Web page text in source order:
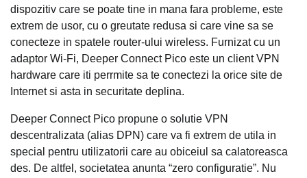
dispozitiv care se poate tine in mana fara probleme, este
extrem de usor, cu o greutate redusa si care vine sa se
conecteze in spatele router-ului wireless. Furnizat cu un
adaptor Wi-Fi, Deeper Connect Pico este un client VPN
hardware care iti perrmite sa te conectezi la orice site de
Internet si asta in securitate deplina.
Deeper Connect Pico propune o solutie VPN
descentralizata (alias DPN) care va fi extrem de utila in
special pentru utilizatorii care au obiceiul sa calatoreasca
des. De altfel, societatea anunta “zero configuratie”. Nu